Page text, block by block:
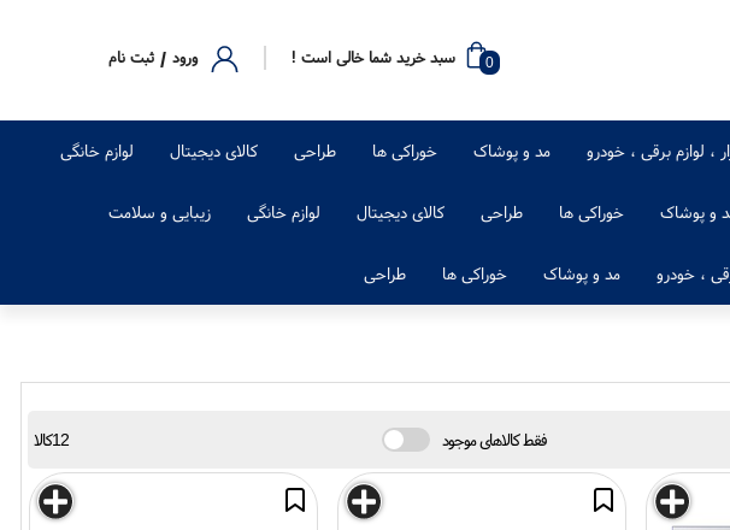
0 سبد خرید شما خالی است ! ورود / ثبت نام
، لوازم برقی ، خودرو مد و پوشاک خوراکی ها طراحی کالای دیجیتال لوازم خانگی
و پوشاک خوراکی ها طراحی کالای دیجیتال لوازم خانگی زیبایی و سلامت
، خودرو مد و پوشاک خوراکی ها طراحی
فقط کالاهای موجود 12کالا